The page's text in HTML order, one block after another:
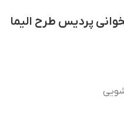
پردیس طرح الیما